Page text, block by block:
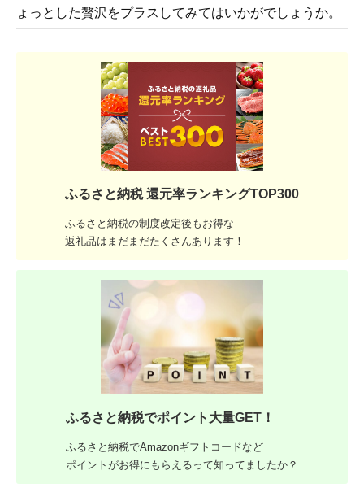
ょっとした贅沢をプラスしてみてはいかがでしょうか。
ふるさと納税 還元率ランキングTOP300
ふるさと納税の制度改定後もお得な
返礼品はまだまだたくさんあります！
ふるさと納税でポイント大量GET！
ふるさと納税でAmazonギフトコードなど
ポイントがお得にもらえるって知ってましたか？